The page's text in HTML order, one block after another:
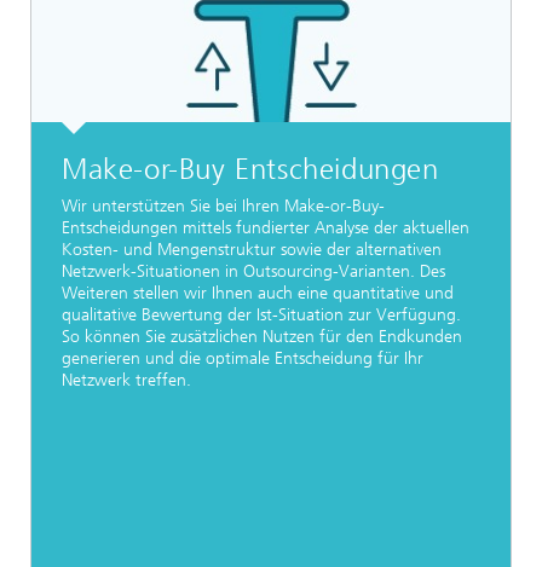
Make-or-Buy Entscheidungen
Wir unterstützen Sie bei Ihren Make-or-Buy-
Entscheidungen mittels fundierter Analyse der aktuellen
Kosten- und Mengenstruktur sowie der alternativen
Netzwerk-Situationen in Outsourcing-Varianten. Des
Weiteren stellen wir Ihnen auch eine quantitative und
qualitative Bewertung der Ist-Situation zur Verfügung.
So können Sie zusätzlichen Nutzen für den Endkunden
generieren und die optimale Entscheidung für Ihr
Netzwerk treffen.